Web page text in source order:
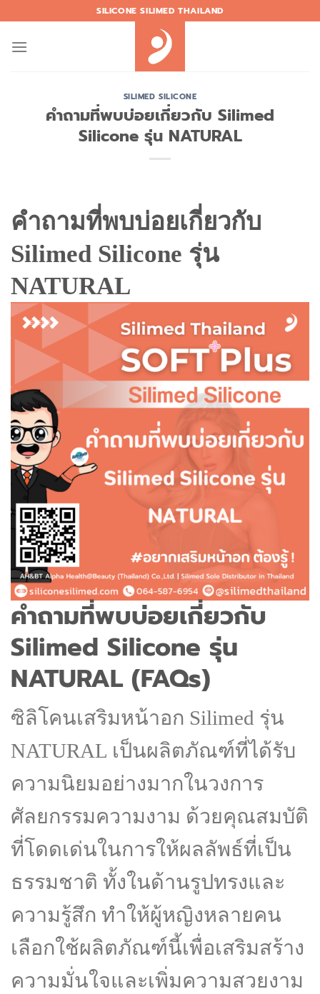
to
content
SILICONE SILIMED THAILAND
SILIMED SILICONE
คำถามที่พบบ่อยเกี่ยวกับ Silimed
Silicone รุ่น NATURAL
คำถามที่พบบ่อยเกี่ยวกับ
Silimed Silicone รุ่น
NATURAL
คำถามที่พบบ่อยเกี่ยวกับ
Silimed Silicone รุ่น
NATURAL (FAQs)
ซิลิโคนเสริมหน้าอก Silimed รุ่น
NATURAL เป็นผลิตภัณฑ์ที่ได้รับ
ความนิยมอย่างมากในวงการ
ศัลยกรรมความงาม ด้วยคุณสมบัติ
ที่โดดเด่นในการให้ผลลัพธ์ที่เป็น
ธรรมชาติ ทั้งในด้านรูปทรงและ
ความรู้สึก ทำให้ผู้หญิงหลายคน
เลือกใช้ผลิตภัณฑ์นี้เพื่อเสริมสร้าง
ความมั่นใจและเพิ่มความสวยงาม